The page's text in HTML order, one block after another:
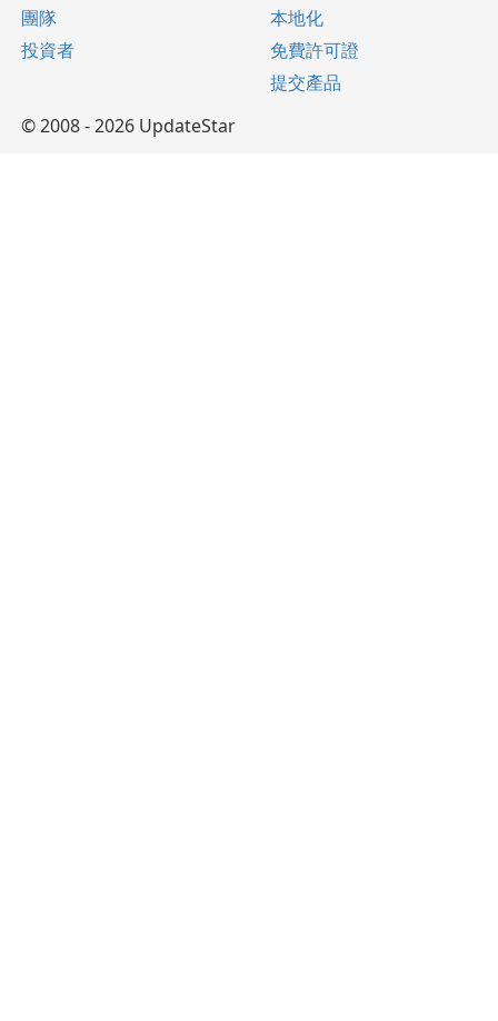
團隊
投資者
本地化
免費許可證
提交產品
© 2008 - 2026 UpdateStar